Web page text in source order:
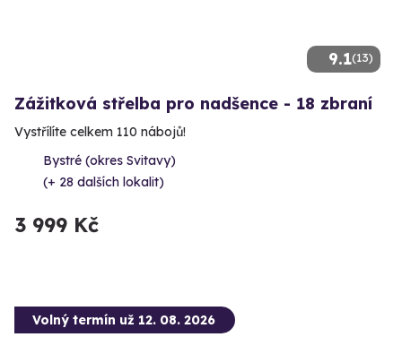
9.1(13)
Zážitková střelba pro nadšence - 18 zbraní
Vystřílíte celkem 110 nábojů!
Bystré (okres Svitavy)
(+ 28 dalších lokalit)
3 999 Kč
Volný termín už 12. 08. 2026